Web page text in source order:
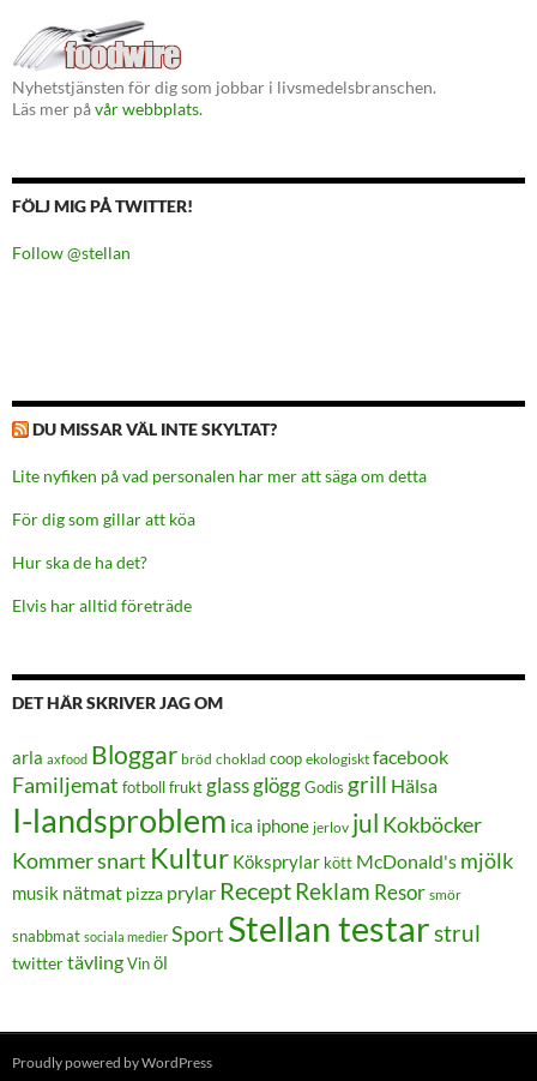
Nyhetstjänsten för dig som jobbar i livsmedelsbranschen.
Läs mer påvår webbplats.
FÖLJ MIG PÅ TWITTER!
Follow @stellan
DU MISSAR VÄL INTE SKYLTAT?
Lite nyfiken på vad personalen har mer att säga om detta
För dig som gillar att köa
Hur ska de ha det?
Elvis har alltid företräde
DET HÄR SKRIVER JAG OM
arla axfood Bloggar bröd choklad coop ekologiskt facebook
Familjemat fotboll fruktglassglöggGodis grill Hälsa
I-landsproblem ica iphone jerlov jul Kokböcker
Kommer snart Kultur Köksprylar kött McDonald's mjölk
musik nätmat pizza prylar ReceptReklam Resor smör
snabbmat sociala medier Sport Stellan testarstrul
twittertävling Vin öl
Proudly powered by WordPress